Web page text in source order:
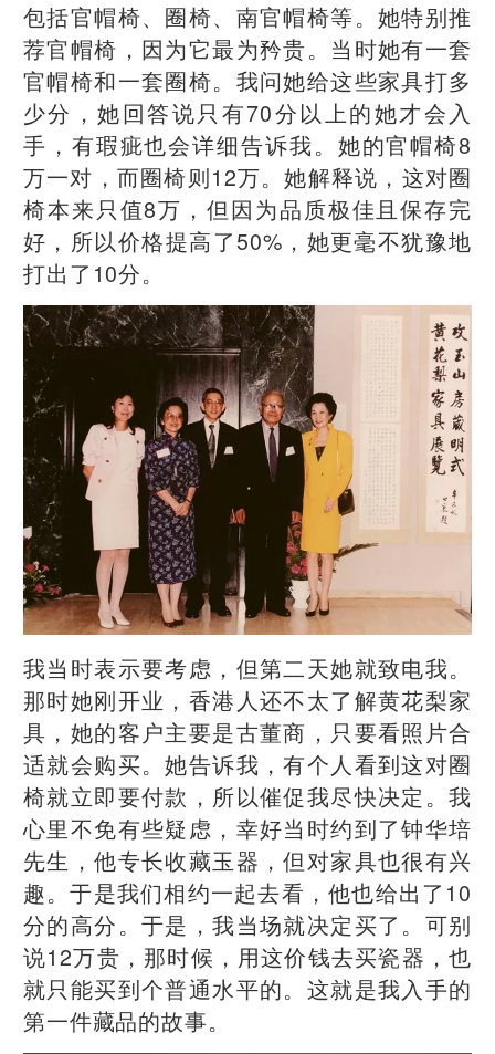
包括官帽椅、圈椅、南官帽椅等。她特别推
荐官帽椅，因为它最为矜贵。当时她有一套
官帽椅和一套圈椅。我问她给这些家具打多
少分，她回答说只有70分以上的她才会入
手，有瑕疵也会详细告诉我。她的官帽椅8
万一对，而圈椅则12万。她解释说，这对圈
椅本来只值8万，但因为品质极佳且保存完
好，所以价格提高了50%，她更毫不犹豫地
打出了10分。
我当时表示要考虑，但第二天她就致电我。
那时她刚开业，香港人还不太了解黄花梨家
具，她的客户主要是古董商，只要看照片合
适就会购买。她告诉我，有个人看到这对圈
椅就立即要付款，所以催促我尽快决定。我
心里不免有些疑虑，幸好当时约到了钟华培
先生，他专长收藏玉器，但对家具也很有兴
趣。于是我们相约一起去看，他也给出了10
分的高分。于是，我当场就决定买了。可别
说12万贵，那时候，用这价钱去买瓷器，也
就只能买到个普通水平的。这就是我入手的
第一件藏品的故事。